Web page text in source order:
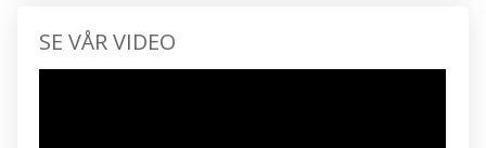
SE VÅR VIDEO